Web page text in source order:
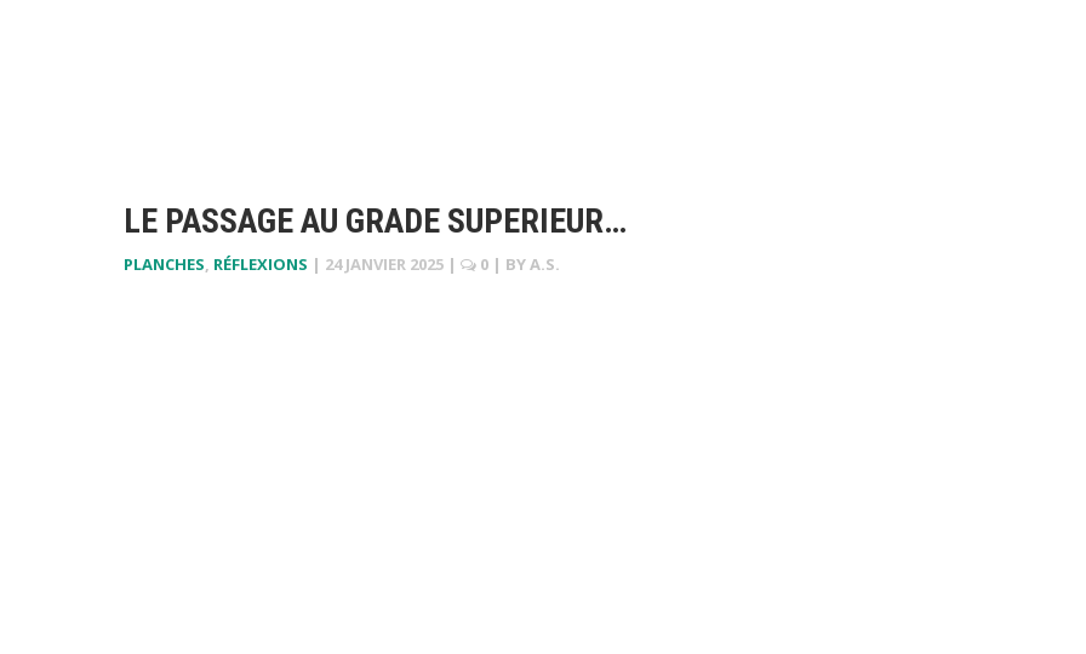
LE PASSAGE AU GRADE SUPERIEUR…
PLANCHES, RÉFLEXIONS | 24 JANVIER 2025 | 0 | BYA.S.